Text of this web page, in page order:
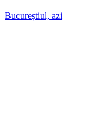
Bucureștiul, azi